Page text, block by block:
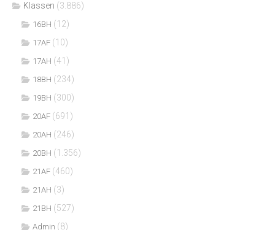
Klassen (3.886)
16BH (12)
17AF (10)
17AH (41)
18BH (234)
19BH (300)
20AF (691)
20AH (246)
20BH (1.356)
21AF (460)
21AH (3)
21BH (527)
Admin (8)